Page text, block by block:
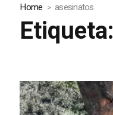
Home asesinatos
Etiqueta: